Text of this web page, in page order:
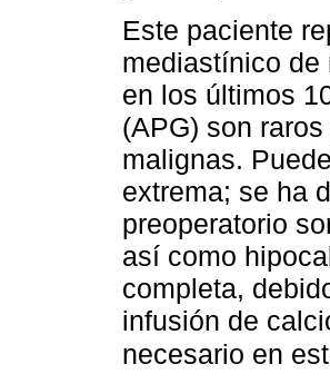
Este paciente
mediastínico de
en los últimos
(APG) son
malignas.
extrema; se ha
preoperatorio
así como
completa,
infusión de
necesario en